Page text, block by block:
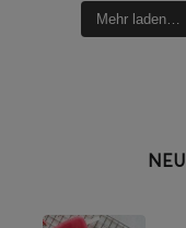
Mehr laden…